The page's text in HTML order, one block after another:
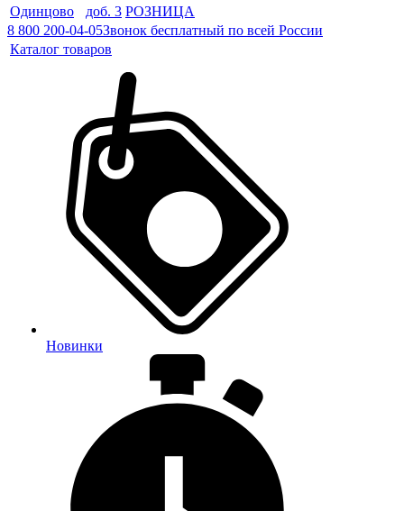
Одинцово
доб. 3 РОЗНИЦА
8 800 200-04-05Звонок бесплатный по всей России
Каталог товаров
Новинки